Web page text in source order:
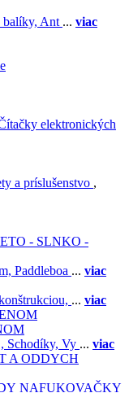
balíky, Ant ... viac
elektronických
a príslušenstvo ,
- SLNKO -
Paddleboa ... viac
... viac
Schodíky, Vy ... viac
A ODDYCH
NAFUKOVAČKY